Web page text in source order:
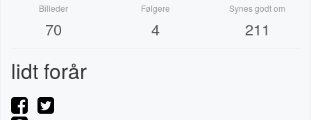
Billeder
70
Følgere
4
Synes godt om
211
lidt forår